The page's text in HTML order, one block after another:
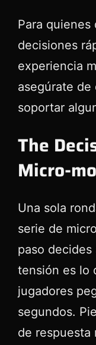
Para
decisiones
experiencia
asegúrate
soportar
The
Una sola
serie de
paso decides
tensión es lo
jugadores
segundos.
de respuesta